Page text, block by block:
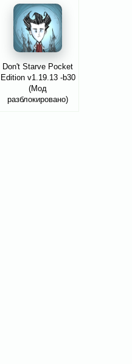
Don't Starve Pocket
Edition v1.19.13 -b30
(Мод
разблокировано)